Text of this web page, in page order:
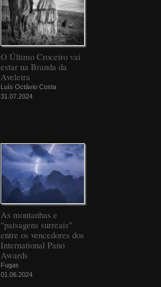
O Último Croceiro vai
estar na Branda da
Aveleira
Luís Octávio Costa
31.07.2024
As montanhas e
"paisagens surreais"
entre os vencedores dos
International Pano
Awards
Fugas
01.06.2024